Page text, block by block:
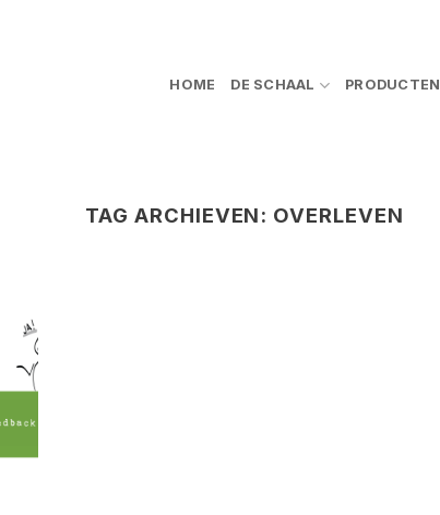
HOME DE SCHAAL PRODUCTEN
TAG ARCHIEVEN: OVERLEVEN